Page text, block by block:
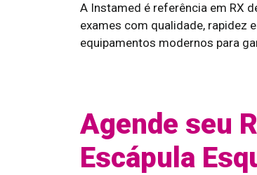
A Instamed é referência em RX
exames com qualidade, rapidez
equipamentos modernos para
Agende seu
Escápula